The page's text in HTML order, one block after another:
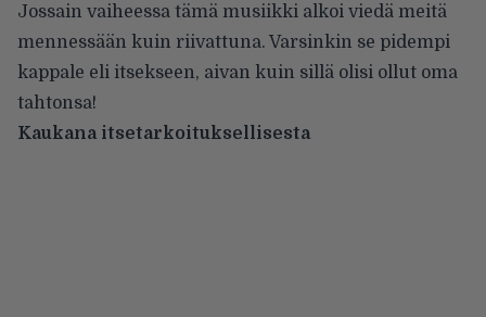
Jossain vaiheessa tämä musiikki alkoi viedä meitä
mennessään kuin riivattuna. Varsinkin se pidempi
kappale eli itsekseen, aivan kuin sillä olisi ollut oma
tahtonsa!
Kaukana itsetarkoituksellisesta